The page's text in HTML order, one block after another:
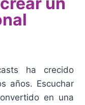
ha crecido
años. Escuchar
en una